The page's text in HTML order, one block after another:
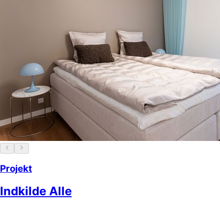
Projekt
Indkilde Alle